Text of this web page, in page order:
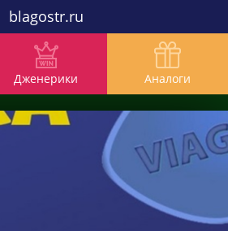
blagostr.ru
Дженерики Аналоги